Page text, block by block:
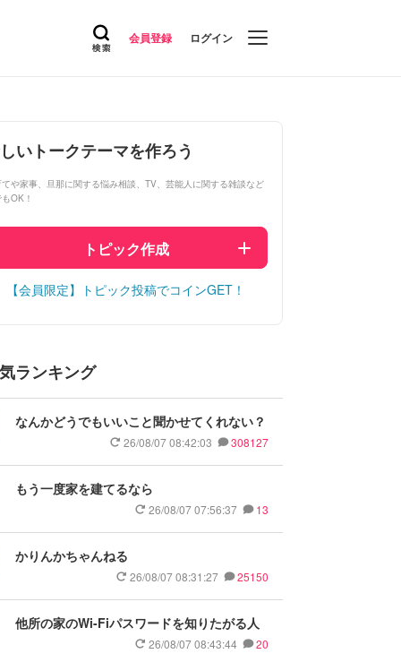
会員登録 ログイン
いトークテーマを作ろう
や家事、旦那に関する悩み相談、TV、芸能人に関する雑談など
OK！
トピック作成
【会員限定】トピック投稿でコインGET！
ランキング
なんかどうでもいいこと聞かせてくれない？
26/08/07 08:42:03 308127
もう一度家を建てるなら
26/08/07 07:56:37 13
かりんかちゃんねる
26/08/07 08:31:27 25150
他所の家のWi-Fiパスワードを知りたがる人
26/08/07 08:43:44 20